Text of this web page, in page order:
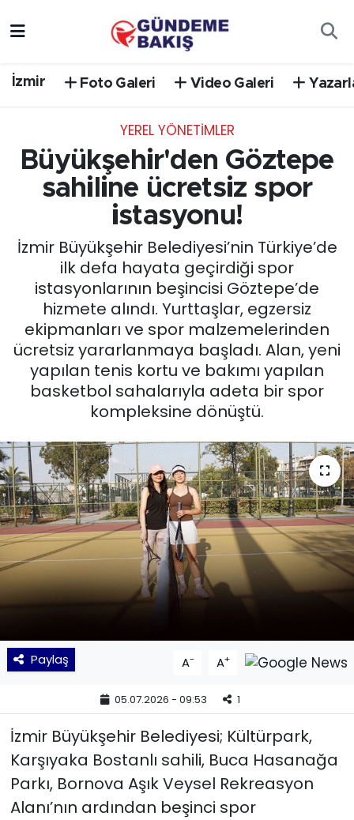
İzmir Foto Galeri Video Galeri
YEREL YÖNETİMLER
Büyükşehir'den Göztepe
sahiline ücretsiz spor
istasyonu!
İzmir Büyükşehir Belediyesi’nin Türkiye’de
ilk defa hayata geçirdiği spor
istasyonlarının beşincisi Göztepe’de
hizmete alındı. Yurttaşlar, egzersiz
ekipmanları ve spor malzemelerinden
ücretsiz yararlanmaya başladı. Alan, yeni
yapılan tenis kortu ve bakımı yapılan
basketbol sahalarıyla adeta bir spor
kompleksine dönüştü.
Paylaş A- A+
05.07.2026 - 09:53 1
İzmir Büyükşehir Belediyesi; Kültürpark,
Karşıyaka Bostanlı sahili, Buca Hasanağa
Parkı, Bornova Aşık Veysel Rekreasyon
Alanı’nın ardından beşinci spor
EGE
EKONOMİ
English News
GÜNCEL
KÜLTÜR SANAT
MAGAZİN
POLİTİKA
SAĞLIK
Siyaset
SPOR
Yaşam
YEREL POLİTİKA
YEREL YÖNETİMLER
Yurt
Trafik Durumu
Süper Lig Puan Durumu ve Fikstür
Tüm Manşetler
Son Dakika Haberleri
Haber Arşivi